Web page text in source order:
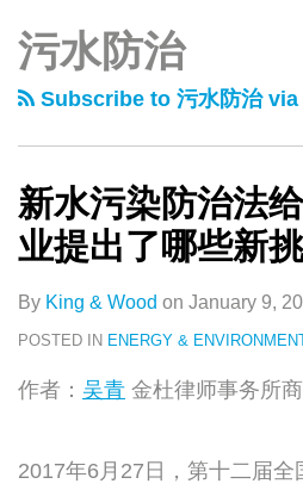
污水防治
Subscribe to 污水防治 via
新水污染防治法
业提出了哪些新
By King & Wood on January 9,
POSTED IN ENERGY &
作者： 吴青 金杜律师事务所
2017年6月27日，第十二届
染
污
水
企
提